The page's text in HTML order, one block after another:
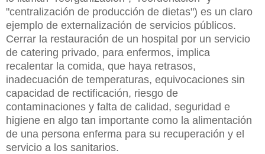
"centralización de producción de dietas") es un claro
ejemplo de externalización de servicios públicos.
Cerrar la restauración de un hospital por un servicio
de catering privado, para enfermos, implica
recalentar la comida, que haya retrasos,
inadecuación de temperaturas, equivocaciones sin
capacidad de rectificación, riesgo de
contaminaciones y falta de calidad, seguridad e
higiene en algo tan importante como la alimentación
de una persona enferma para su recuperación y el
servicio a los sanitarios.